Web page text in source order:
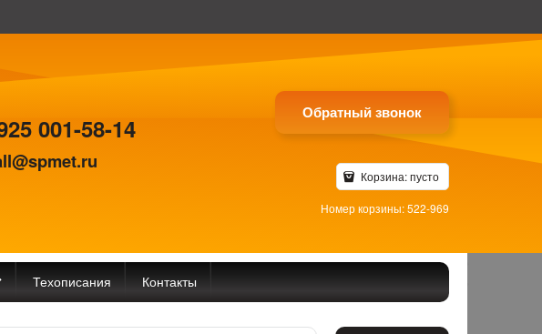
001-58-14
Обратный звонок
Корзина:пусто
Номер корзины: 522-969
Техописания Контакты